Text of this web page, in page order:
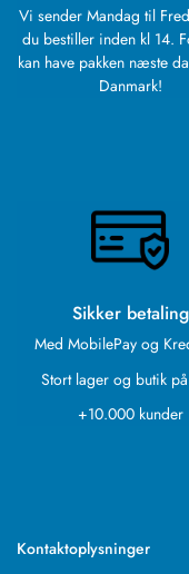
Vi sender Mandag til
du bestiller inden kl 14.
kan have pakken næste
Danmark!
Sikker betaling
Med MobilePay og
Stort lager og butik
+10.000 kunder
Kontaktoplysninger
Are